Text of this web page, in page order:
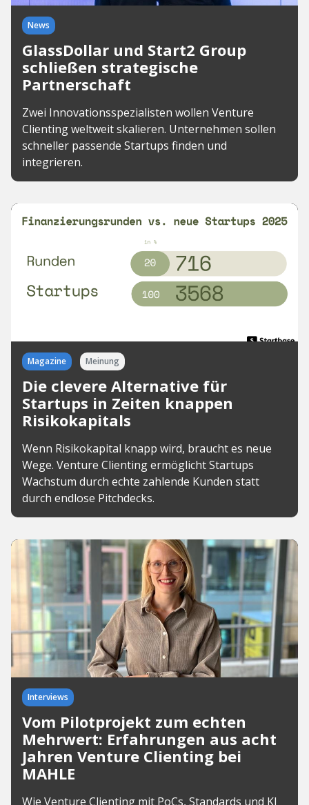
News
GlassDollar und Start2 Group
schließen strategische
Partnerschaft
Zwei Innovationsspezialisten wollen Venture
Clienting weltweit skalieren. Unternehmen sollen
schneller passende Startups finden und
integrieren.
Magazine Meinung
Die clevere Alternative für
Startups in Zeiten knappen
Risikokapitals
Wenn Risikokapital knapp wird, braucht es neue
Wege. Venture Clienting ermöglicht Startups
Wachstum durch echte zahlende Kunden statt
durch endlose Pitchdecks.
Interviews
Vom Pilotprojekt zum echten
Mehrwert: Erfahrungen aus acht
Jahren Venture Clienting bei
MAHLE
Wie Venture Clienting mit PoCs, Standards und KI